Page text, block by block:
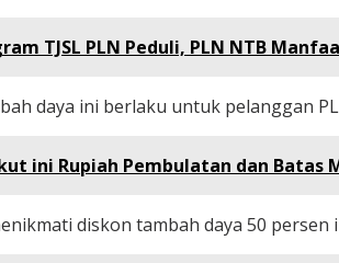
TJSL PLN Peduli, PLN NTB
daya ini berlaku untuk pelanggan
ini Rupiah Pembulatan dan Batas
diskon tambah daya 50